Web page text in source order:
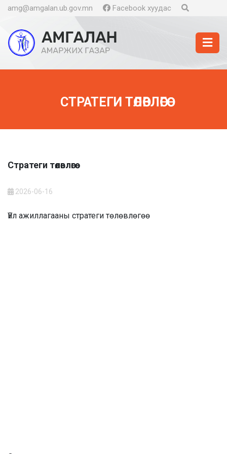
amg@amgalan.ub.gov.mn Facebook хуудас
СТРАТЕГИ ТӨЛӨВЛӨГӨӨ
Стратеги төлөвлөгөө
2026-06-16
Үйл ажиллагааны стратеги төлөвлөгөө